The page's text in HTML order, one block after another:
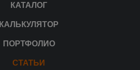
КАТАЛОГ
КАЛЬКУЛЯТОР
ПОРТФОЛИО
СТАТЬИ